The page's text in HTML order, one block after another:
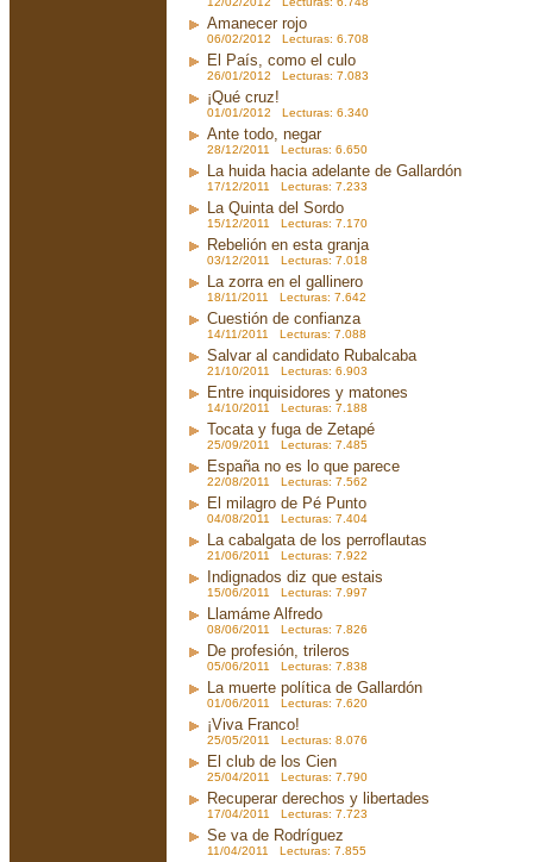
Amanecer rojo
06/02/2012 Lecturas: 6.708
El País, como el culo
26/01/2012 Lecturas: 7.083
¡Qué cruz!
01/01/2012 Lecturas: 6.340
Ante todo, negar
28/12/2011 Lecturas: 6.650
La huida hacia adelante de Gallardón
17/12/2011 Lecturas: 7.233
La Quinta del Sordo
15/12/2011 Lecturas: 7.170
Rebelión en esta granja
03/12/2011 Lecturas: 7.018
La zorra en el gallinero
18/11/2011 Lecturas: 7.642
Cuestión de confianza
14/11/2011 Lecturas: 7.088
Salvar al candidato Rubalcaba
21/10/2011 Lecturas: 6.903
Entre inquisidores y matones
14/10/2011 Lecturas: 7.188
Tocata y fuga de Zetapé
25/09/2011 Lecturas: 7.485
España no es lo que parece
22/08/2011 Lecturas: 7.562
El milagro de Pé Punto
04/08/2011 Lecturas: 7.404
La cabalgata de los perroflautas
21/06/2011 Lecturas: 7.922
Indignados diz que estais
15/06/2011 Lecturas: 7.997
Llamáme Alfredo
08/06/2011 Lecturas: 7.826
De profesión, trileros
05/06/2011 Lecturas: 7.838
La muerte política de Gallardón
01/06/2011 Lecturas: 7.620
¡Viva Franco!
25/05/2011 Lecturas: 8.076
El club de los Cien
25/04/2011 Lecturas: 7.790
Recuperar derechos y libertades
17/04/2011 Lecturas: 7.723
Se va de Rodríguez
11/04/2011 Lecturas: 7.855